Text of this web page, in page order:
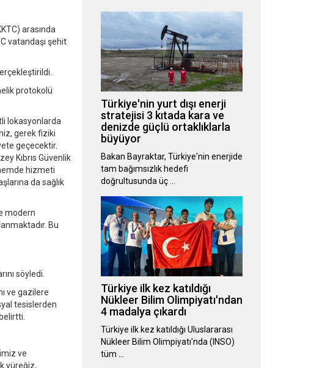
arasında
vatandaşı şehit
protokolü
lokasyonlarda
gerek fiziki
geçecektir.
Kıbrıs Güvenlik
hizmeti
da sağlık
modern
Bu
söyledi.
ve gazilere
tesislerden
ve
yüreğiz,
Türkiye'nin yurt dışı enerji
stratejisi 3 kıtada kara ve
denizde güçlü ortaklıklarla
büyüyor
Bakan Bayraktar, Türkiye'nin enerjide
tam bağımsızlık hedefi
doğrultusunda üç …
Türkiye ilk kez katıldığı
Nükleer Bilim Olimpiyatı'ndan
4 madalya çıkardı
Türkiye ilk kez katıldığı Uluslararası
Nükleer Bilim Olimpiyatı'nda (INSO)
tüm …